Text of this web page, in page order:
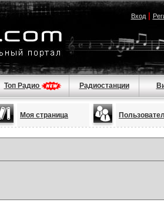
Вход|
Топ Радио Радиостанции
Моя страница